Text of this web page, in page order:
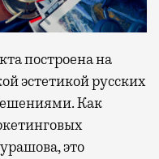
построена на
эстетикой русских
Как
это